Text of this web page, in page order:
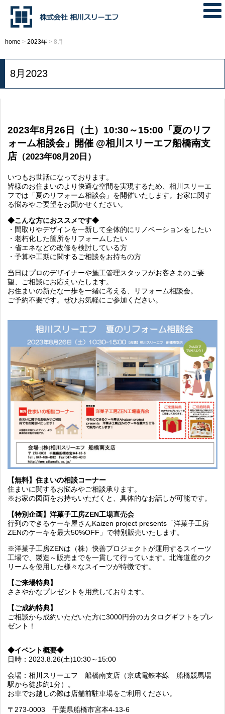
home > 2023年 > 8月
8月2023
2023年8月26日（土）10:30～15:00「夏のリフ
ォーム相談会」開催 @相川スリーエフ船橋南支
店 （2023年08月20日）
いつもお世話になっております。
皆様のお住まいのより快適な空間を実現するため、相川スリーエ
フでは「夏のリフォーム相談会」を開催いたします。お家に関す
る悩みやご要望をお聞かせください。
◆こんな方におススメです◆
・間取りやデザインを一新して全体的にリノベーションをしたい
・老朽化した箇所をリフォームしたい
・省エネなどの改修を検討している方
・予算や工期に関するご相談をお持ちの方
当日はプロのデザイナーや施工管理スタッフがお客さまのご要
望、ご相談にお応えいたします。
お住まいの新たな一歩を一緒に考える、リフォーム相談会。
ご予約不要です。ぜひお気軽にご参加ください。
【無料】住まいの相談コーナー
住まいに関するお悩みやご相談承ります。
※お家の図面をお持ちいただくと、具体的なお話しが可能です。
【特別企画】洋菓子工房ZEN工場直売会
行列のできるケーキ屋さんKaizen project presents「洋菓子工房
ZENのケーキを最大50%OFF」で特別販売いたします。
※洋菓子工房ZENは（株）快善プロジェクトが運用するスイーツ
工場で、製造～販売までを一貫して行っています。北海道産のク
リームを使用した様々なスイーツが特徴です。
【ご来場特典】
ささやかなプレゼントを用意しております。
【ご成約特典】
ご相談から成約いただいた方に3000円分のカタログギフトをプレ
ゼント！
◆イベント概要◆
日時：2023.8.26(土)10:30～15:00
会場：相川スリーエフ 船橋南支店（京成電鉄本線 船橋競馬場
駅から徒歩約1分）。
お車でお越しの際は店舗前駐車場をご利用ください。
〒273-0003 千葉県船橋市宮本4-13-6